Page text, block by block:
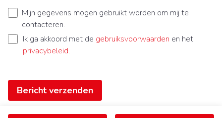
Mijn gegevens mogen gebruikt worden om mij te
contacteren.
Ik ga akkoord met de gebruiksvoorwaarden en het
privacybeleid.
Bericht verzenden